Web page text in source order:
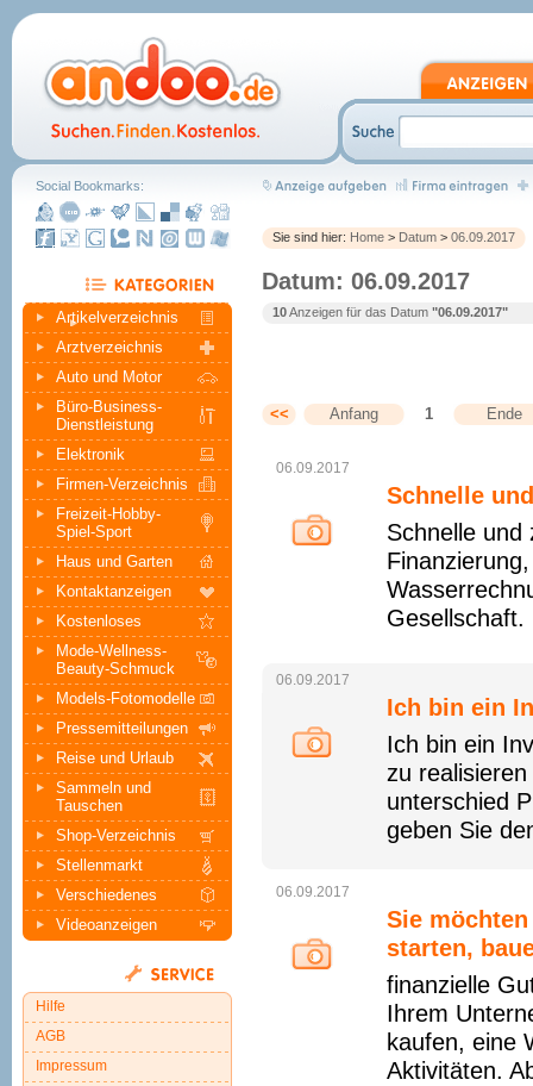
Sie sind hier: Home > Datum > 06.09.2017
Datum: 06.09.2017
10Anzeigen für das Datum "06.09.2017"
<< Anfang 1 Ende
06.09.2017
Schnelle
Schnelle und
06.09.2017
Ich bin ein
Ich bin ein
zu
unterschied
geben Sie
06.09.2017
Sie
starten,
finanzielle
Ihrem
kaufen, eine
Aktivitäten.
Social Bookmarks:
Artikelverzeichnis
Arztverzeichnis
Auto und Motor
Büro-Business-
Dienstleistung
Elektronik
Firmen-Verzeichnis
Freizeit-Hobby-
Spiel-Sport
Haus und Garten
Kontaktanzeigen
Kostenloses
Mode-Wellness-
Beauty-Schmuck
Models-Fotomodelle
Pressemitteilungen
Reise und Urlaub
Sammeln und
Tauschen
Shop-Verzeichnis
Stellenmarkt
Verschiedenes
Videoanzeigen
Hilfe
AGB
Impressum